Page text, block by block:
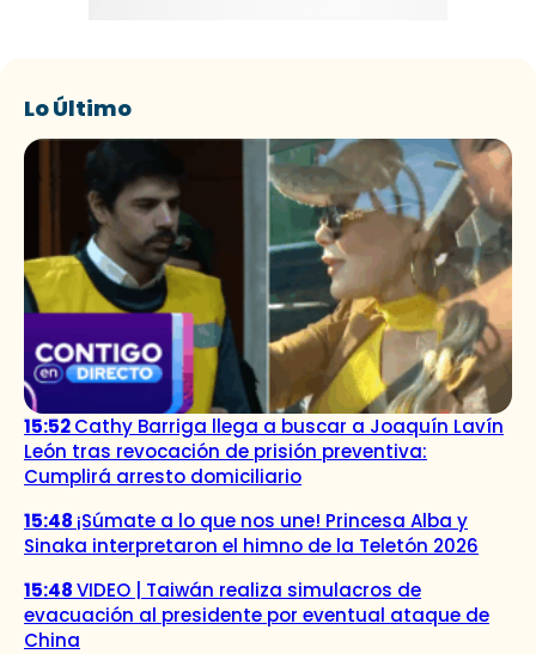
Lo Último
15:52Cathy Barriga llega a buscar a Joaquín Lavín
León tras revocación de prisión preventiva:
Cumplirá arresto domiciliario
15:48 ¡Súmate a lo que nos une! Princesa Alba y
Sinaka interpretaron el himno de la Teletón 2026
15:48VIDEO | Taiwán realiza simulacros de
evacuación al presidente por eventual ataque de
China